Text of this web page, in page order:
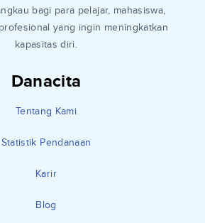
Danacita
Tentang Kami
Statistik Pendanaan
Karir
Blog
bagi para pelajar, mahasiswa,
yang ingin meningkatkan
kapasitas diri.